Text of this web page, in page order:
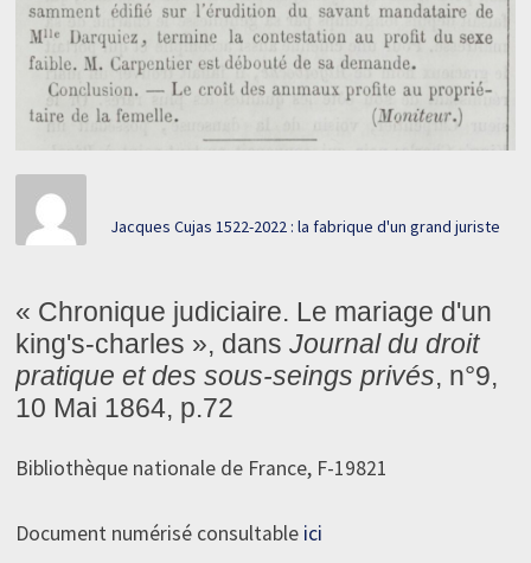
Jacques Cujas 1522-2022 : la fabrique d'un grand juriste
« Chronique judiciaire. Le mariage d'un
king's-charles », dans Journal du droit
pratique et des sous-seings privés, n°9,
10 Mai 1864, p.72
Bibliothèque nationale de France, F-19821
Document numérisé consultable ici